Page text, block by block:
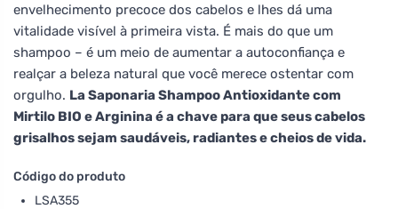
envelhecimento precoce dos cabelos e lhes dá uma
vitalidade visível à primeira vista. É mais do que um
shampoo – é um meio de aumentar a autoconfiança e
realçar a beleza natural que você merece ostentar com
orgulho. La Saponaria Shampoo Antioxidante com
Mirtilo BIO e Arginina é a chave para que seus cabelos
grisalhos sejam saudáveis, radiantes e cheios de vida.
Código do produto
LSA355